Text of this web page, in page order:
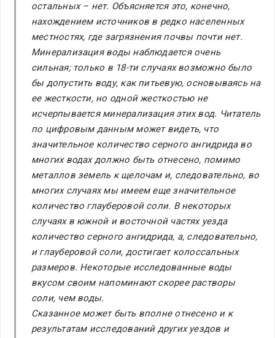
остальных – нет. Объясняется это, конечно,
нахождением источников в редко населенных
местностях, где загрязнения почвы почти нет.
Минерализация воды наблюдается очень
сильная; только в 18-ти случаях возможно было
бы допустить воду, как питьевую, основываясь на
ее жесткости, но одной жесткостью не
исчерпывается минерализация этих вод. Читатель
по цифровым данным может видеть, что
значительное количество серного ангидрида во
многих водах должно быть отнесено, помимо
металлов земель к щелочам и, следовательно, во
многих случаях мы имеем еще значительное
количество глауберовой соли. В некоторых
случаях в южной и восточной частях уезда
количество серного ангидрида, а, следовательно,
и глауберовой соли, достигает колоссальных
размеров. Некоторые исследованные воды
вкусом своим напоминают скорее растворы
соли, чем воды.
Сказанное может быть вполне отнесено и к
результатам исследований других уездов и